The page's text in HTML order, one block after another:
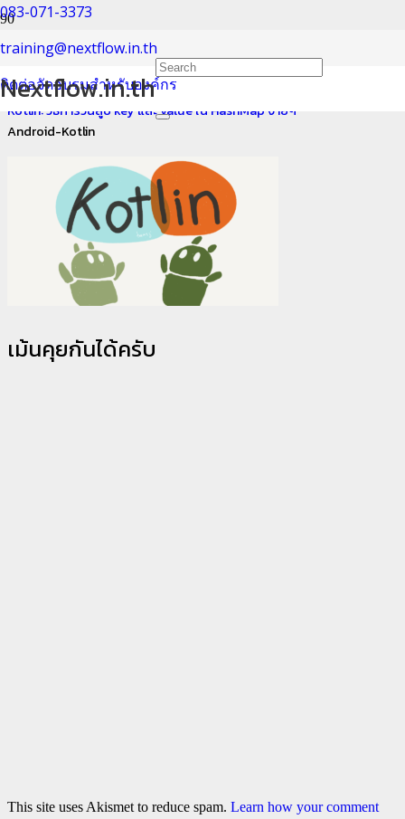
083-071-3373
training@nextflow.in.th
ติดต่อจัดอบรมสำหรับองค์กร
Nextflow.in.th
Android-Kotlin
Home
Kotlin: วิธีการวนลูป key และ value ใน HashMap ง่ายๆ
Android-Kotlin
เม้นคุยกันได้ครับ
This site uses Akismet to reduce spam. Learn how your comment